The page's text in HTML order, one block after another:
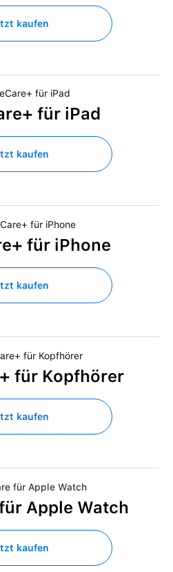
kaufen
für iPad
kaufen
für iPhone
kaufen
für Kopfhörer
kaufen
Apple Watch
kaufen